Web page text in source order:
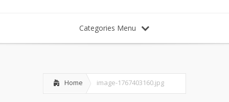
Categories Menu
Home image-1767403160.jpg